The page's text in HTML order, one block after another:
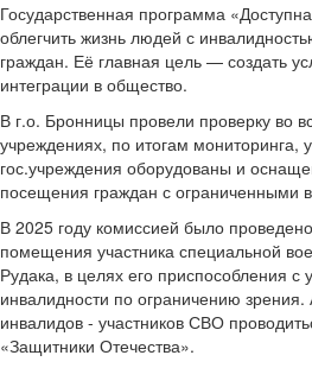
Государственная программа
облегчить жизнь людей с
граждан. Её главная цель — создать
интеграции в общество.
В г.о. Бронницы провели проверку во
учреждениях, по итогам мониторинга,
гос.учреждения оборудованы и
посещения граждан с ограниченными
В 2025 году комиссией было
помещения участника специальной
Рудака, в целях его приспособления с
инвалидности по ограничению
инвалидов - участников СВО
«Защитники Отечества».